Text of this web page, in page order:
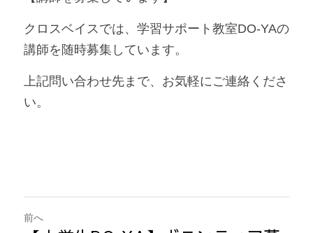
クロスベイスでは、学習サポート教室DO-YAの
講師を随時募集しています。
上記問い合わせ先まで、お気軽にご連絡くださ
い。
前へ